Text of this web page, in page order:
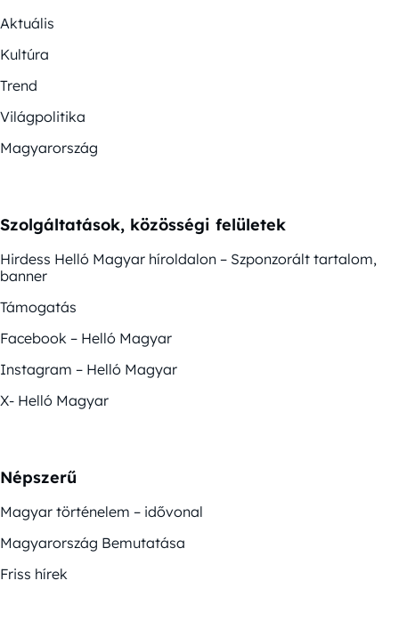
Aktuális
Kultúra
Trend
Világpolitika
Magyarország
Szolgáltatások, közösségi felületek
Hirdess Helló Magyar híroldalon – Szponzorált tartalom,
banner
Támogatás
Facebook – Helló Magyar
Instagram – Helló Magyar
X- Helló Magyar
Népszerű
Magyar történelem – idővonal
Magyarország Bemutatása
Friss hírek